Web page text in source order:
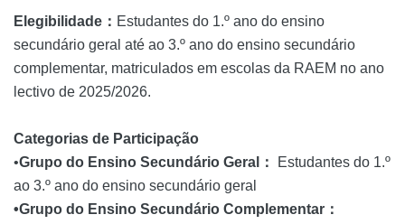
Elegibilidade ： Estudantes do 1.º ano do ensino
secundário geral até ao 3.º ano do ensino secundário
complementar, matriculados em escolas da RAEM no ano
lectivo de 2025/2026.
Categorias de Participação
•Grupo do Ensino Secundário Geral ：
Estudantes do 1.º
ao 3.º ano do ensino secundário geral
•Grupo do Ensino Secundário Complementar ：